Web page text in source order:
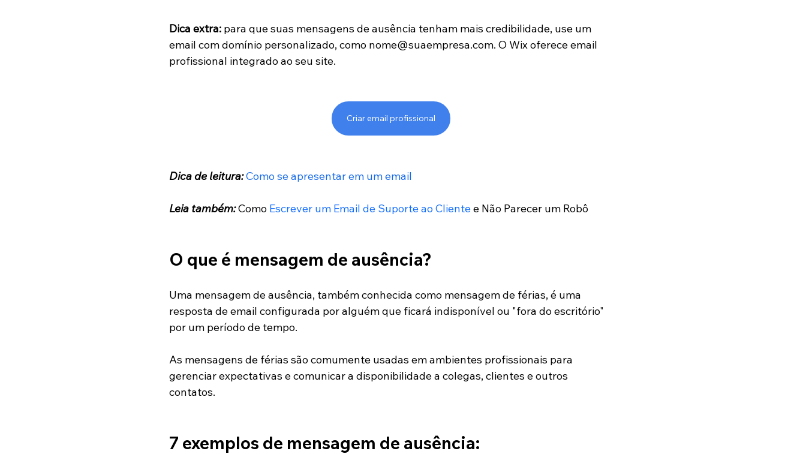
Dica extra: para que suas mensagens de ausência tenham mais credibilidade, use um
email com domínio personalizado, como nome@suaempresa.com. O Wix oferece email
profissional integrado ao seu site.
Criar email profissional
Dica de leitura:Como se apresentar em um email
Leia também: Como Escrever um Email de Suporte ao Cliente e Não Parecer um Robô
O que é mensagem de ausência?
Uma mensagem de ausência, também conhecida como mensagem de férias, é uma
resposta de email configurada por alguém que ficará indisponível ou "fora do escritório"
por um período de tempo.
As mensagens de férias são comumente usadas em ambientes profissionais para
gerenciar expectativas e comunicar a disponibilidade a colegas, clientes e outros
contatos.
7 exemplos de mensagem de ausência: